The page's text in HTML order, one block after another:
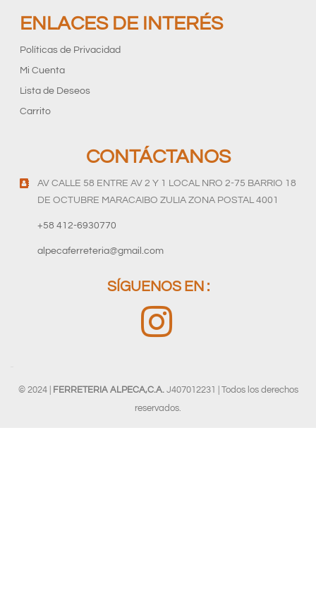
ENLACES DE INTERÉS
Políticas de Privacidad
Mi Cuenta
Lista de Deseos
Carrito
CONTÁCTANOS
AV CALLE 58 ENTRE AV 2 Y 1 LOCAL NRO 2-75 BARRIO 18
DE OCTUBRE MARACAIBO ZULIA ZONA POSTAL 4001
+58 412-6930770
alpecaferreteria@gmail.com
SÍGUENOS EN :
© 2024 | FERRETERIA ALPECA,C.A.J407012231 | Todos los derechos
reservados.